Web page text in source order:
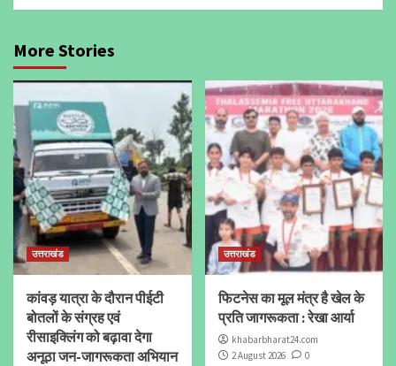
More Stories
उत्तराखंड
कांवड़ यात्रा के दौरान पीईटी
बोतलों के संग्रह एवं
रीसाइक्लिंग को बढ़ावा देगा
अनूठा जन-जागरूकता अभियान
उत्तराखंड
फिटनेस का मूल मंत्र है खेल के
प्रति जागरूकता : रेखा आर्या
khabarbharat24.com
2 August 2026
0